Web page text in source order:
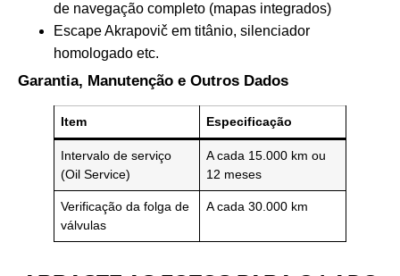
de navegação completo (mapas integrados)
Escape Akrapovič em titânio, silenciador
homologado etc.
Garantia, Manutenção e Outros Dados
Item Especificação
Intervalo de serviço
(Oil Service)
A cada 15.000 km ou
12 meses
Verificação da folga de
válvulas
A cada 30.000 km